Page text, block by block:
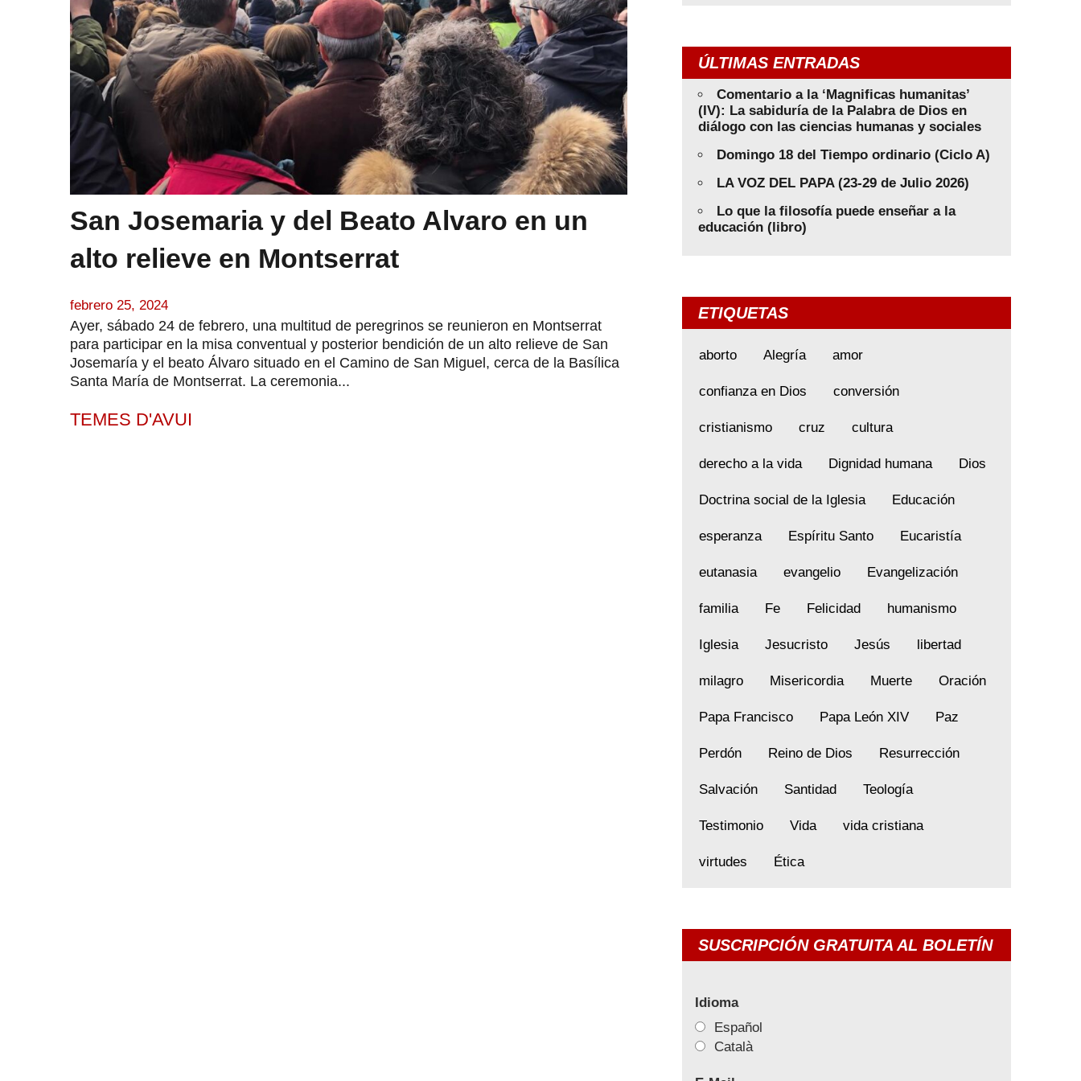
San Josemaria y del Beato Alvaro en un
alto relieve en Montserrat
febrero 25, 2024
Ayer, sábado 24 de febrero, una multitud de peregrinos se reunieron en Montserrat
para participar en la misa conventual y posterior bendición de un alto relieve de San
Josemaría y el beato Álvaro situado en el Camino de San Miguel, cerca de la Basílica
Santa María de Montserrat. La ceremonia...
TEMES D'AVUI
ÚLTIMAS ENTRADAS
Comentario a la ‘Magnificas humanitas’
(IV): La sabiduría de la Palabra de Dios en
diálogo con las ciencias humanas y sociales
Domingo 18 del Tiempo ordinario (Ciclo A)
LA VOZ DEL PAPA (23-29 de Julio 2026)
Lo que la filosofía puede enseñar a la
educación (libro)
ETIQUETAS
aborto Alegría amor
confianza en Dios conversión
cristianismo cruz cultura
derecho a la vida Dignidad humana Dios
Doctrina social de la Iglesia Educación
esperanza Espíritu Santo Eucaristía
eutanasia evangelio Evangelización
familia Fe Felicidad humanismo
Iglesia Jesucristo Jesús libertad
milagro Misericordia Muerte Oración
Papa Francisco Papa León XIV Paz
Perdón Reino de Dios Resurrección
Salvación Santidad Teología
Testimonio Vida vida cristiana
virtudes Ética
SUSCRIPCIÓN GRATUITA AL BOLETÍN
Idioma
Español
Català